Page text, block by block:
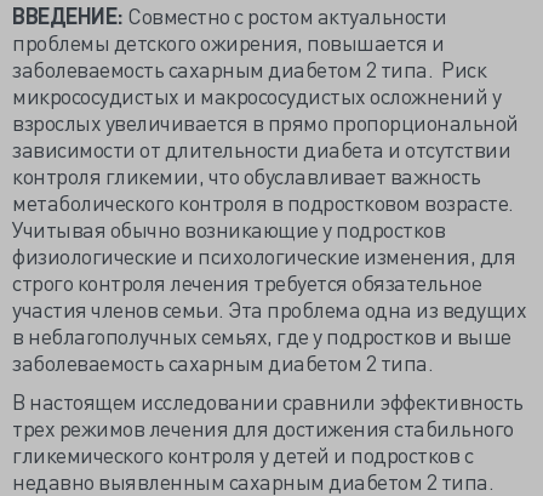
ВВЕДЕНИЕ: Совместно с ростом актуальности
проблемы детского ожирения, повышается и
заболеваемость сахарным диабетом 2 типа. Риск
микрососудистых и макрососудистых осложнений у
взрослых увеличивается в прямо пропорциональной
зависимости от длительности диабета и отсутствии
контроля гликемии, что обуславливает важность
метаболического контроля в подростковом возрасте.
Учитывая обычно возникающие у подростков
физиологические и психологические изменения, для
строго контроля лечения требуется обязательное
участия членов семьи. Эта проблема одна из ведущих
в неблагополучных семьях, где у подростков и выше
заболеваемость сахарным диабетом 2 типа.
В настоящем исследовании сравнили эффективность
трех режимов лечения для достижения стабильного
гликемического контроля у детей и подростков с
недавно выявленным сахарным диабетом 2 типа.